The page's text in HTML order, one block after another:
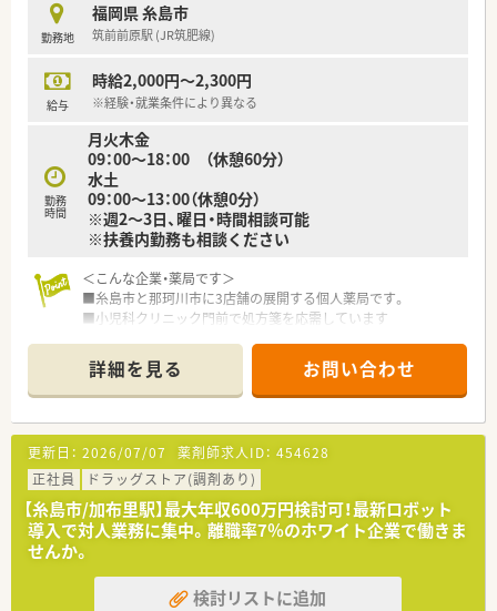
勤務地
福岡県 糸島市
筑前前原駅 (JR筑肥線)
給与
時給2,000円～2,300円
※経験・就業条件により異なる
勤務
時間
月火木金
09：00～18：00 （休憩60分）
水土
09：00～13：00（休憩0分）
※週2～3日、曜日・時間相談可能
※扶養内勤務も相談ください
＜こんな企業・薬局です＞
■糸島市と那珂川市に3店舗の展開する個人薬局です。
■小児科クリニック門前で処方箋を応需しています
詳細を見る お問い合わせ
更新日： 2026/07/07 薬剤師求人ID： 454628
正社員
ドラッグストア(調剤あり)
【糸島市/加布里駅】最大年収600万円検討可！最新ロボット
導入で対人業務に集中。離職率7％のホワイト企業で働きま
せんか。
検討リストに追加